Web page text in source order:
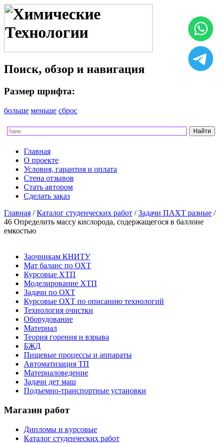
Поиск, обзор и навигация
Размер шрифта:
больше меньше сброс
Главная
О проекте
Условия, гарантия и оплата
Стена отзывов
Стать автором
Сделать заказ
Главная /Каталог студенческих работ /Задачи ПАХТ разные /
46 Определить массу кислорода, содержащегося в баллоне
емкостью
Заочникам КНИТУ
Мат баланс по ОХТ
Курсовые ХТП
Моделирование ХТП
Задачи по ОХТ
Курсовые ОХТ по описанию технологий
Технология очистки
Оборудование
Материал
Теория горения и взрыва
БЖД
Пищевые процессы и аппараты
Автоматизация ТП
Материаловедение
Задачи дет маш
Подъемно-транспортные установки
Магазин работ
Дипломы и курсовые
Каталог студенческих работ